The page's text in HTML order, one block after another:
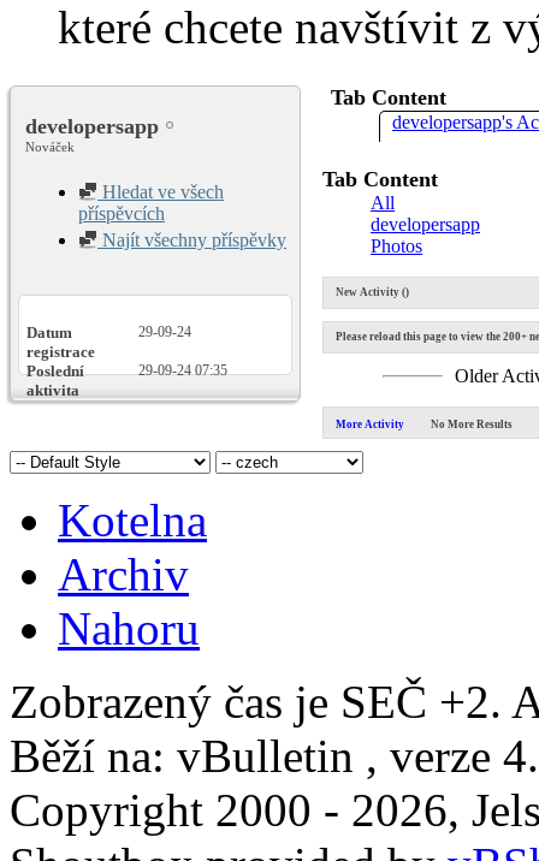
které chcete navštívit z
developersapp
Nováček
Hledat ve všech
příspěvcích
Najít všechny příspěvky
Datum
registrace
29-09-24
Poslední
aktivita
29-09-24 07:35
Tab Content
developersapp's
Tab Content
All
developersapp
Photos
New Activity ()
Please reload this page to view the 200+
Older
More Activity No More Results
Kotelna
Archiv
Nahoru
Zobrazený čas je SEČ +2.
Běží na: vBulletin , verze
Copyright 2000 - 2026,